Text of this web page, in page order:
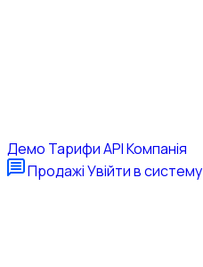
Демо ТарифиAPIКомпанія
ПродажіУвійти в систему